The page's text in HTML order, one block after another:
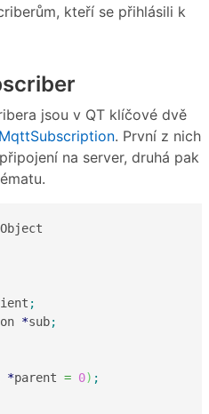
kteří se přihlásili k
jsou v QT klíčové dvě
. První z nich
na server, druhá pak
;
*sub;
*parent = 0) ;